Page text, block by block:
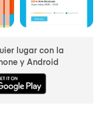
lugar con la
y Android